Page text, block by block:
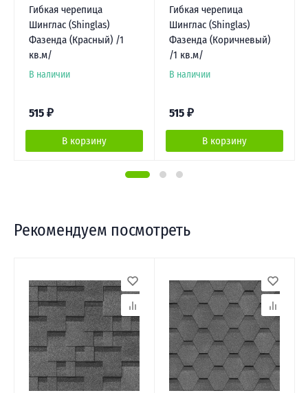
Гибкая черепица
Шинглас (Shinglas)
Фазенда (Красный) /1
кв.м/
В наличии
515 ₽
В корзину
Гибкая черепица
Шинглас (Shinglas)
Фазенда (Коричневый)
/1 кв.м/
В наличии
515 ₽
В корзину
Рекомендуем посмотреть